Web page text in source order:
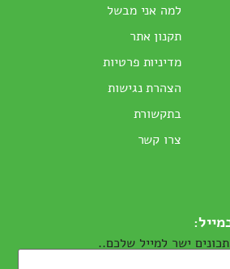
למה אני מבשל
תקנון אתר
מדיניות פרטיות
הצהרת נגישות
בתקשורת
צרו קשר
ישר למייל שלכם..